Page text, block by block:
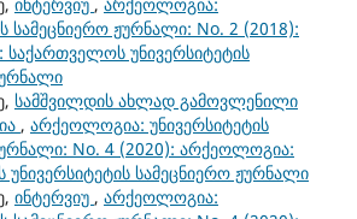
სამეცნიერო ჟურნალი: No. 2 (2018):
უნივერსიტეტის
სამშვილდის ახლად გამოვლენილი
, არქეოლოგია: უნივერსიტეტის
No. 4 (2020): არქეოლოგია:
სამეცნიერო ჟურნალი
ინტერვიუ , არქეოლოგია: